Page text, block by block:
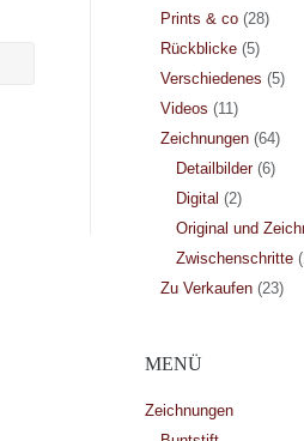
Prints & co(28)
Rückblicke(5)
Verschiedenes (5)
Videos (11)
Zeichnungen(64)
Detailbilder(6)
Digital (2)
Original und
Zwischenschritte
Zu Verkaufen(23)
MENÜ
Zeichnungen